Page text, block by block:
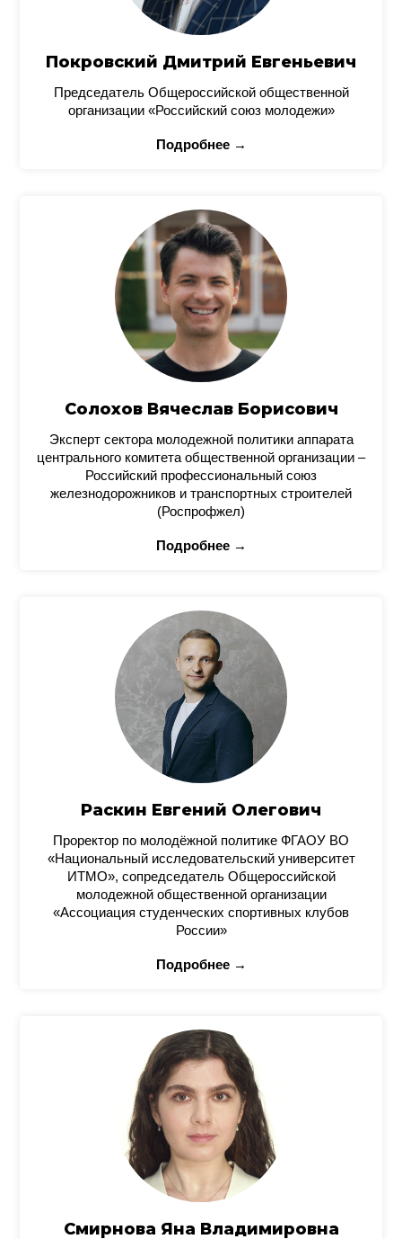
Покровский Дмитрий Евгеньевич
Председатель Общероссийской общественной
организации «Российский союз молодежи»
Подробнее →
Солохов Вячеслав Борисович
Эксперт сектора молодежной политики аппарата
центрального комитета общественной организации –
Российский профессиональный союз
железнодорожников и транспортных строителей
(Роспрофжел)
Подробнее →
Раскин Евгений Олегович
Проректор по молодёжной политике ФГАОУ ВО
«Национальный исследовательский университет
ИТМО», сопредседатель Общероссийской
молодежной общественной организации
«Ассоциация студенческих спортивных клубов
России»
Подробнее →
Смирнова Яна Владимировна